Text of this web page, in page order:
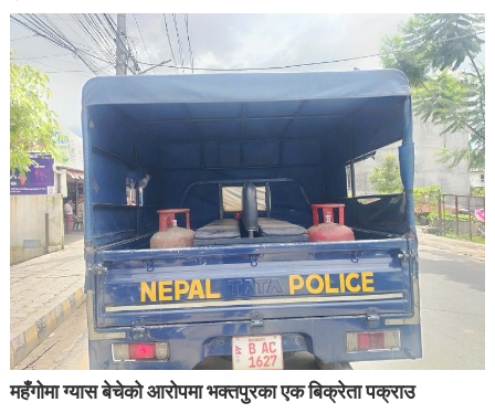
महँगोमा ग्यास बेचेको आरोपमा भक्तपुरका एक बिक्रेता पक्राउ